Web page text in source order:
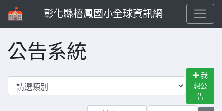
彰化縣梧鳳國小全球資訊網
公告系統
我
想公
告